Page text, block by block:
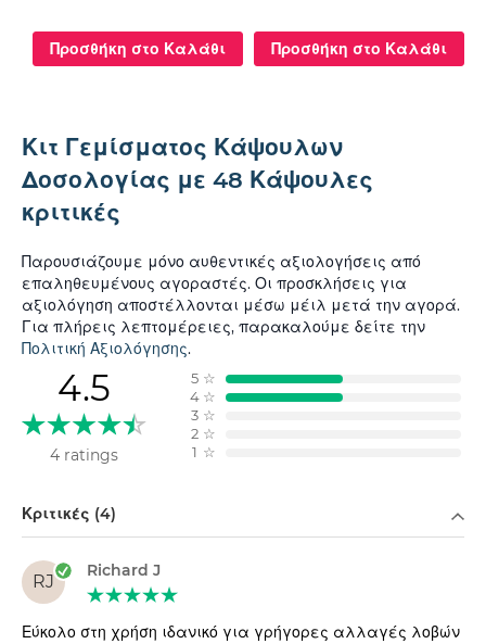
Προσθήκη στο Καλάθι Προσθήκη στο Καλάθι
Κιτ Γεμίσματος Κάψουλων
Δοσολογίας με 48 Κάψουλες
κριτικές
Παρουσιάζουμε μόνο αυθεντικές αξιολογήσεις από
επαληθευμένους αγοραστές. Οι προσκλήσεις για
αξιολόγηση αποστέλλονται μέσω μέιλ μετά την αγορά.
Για πλήρεις λεπτομέρειες, παρακαλούμε δείτε την
Πολιτική Αξιολόγησης.
4.5
4 ratings
5 ☆
4 ☆
3 ☆
2 ☆
1 ☆
Κριτικές (4)
RJ
Richard J
Εύκολο στη χρήση ιδανικό για γρήγορες αλλαγές λοβών